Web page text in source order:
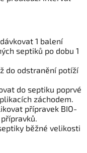
1 balení
septiků po dobu 1
do odstranění potíží
do septiku poprvé
záchodem.
přípravek BIO-
přípravků.
běžné velikosti